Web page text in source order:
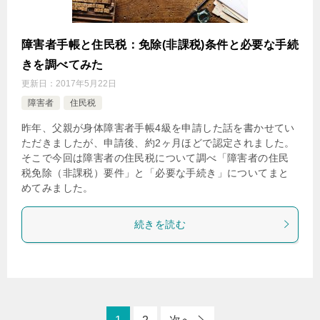
障害者手帳と住民税：免除(非課税)条件と必要な手続
きを調べてみた
更新日： 2017年5月22日
障害者
住民税
昨年、父親が身体障害者手帳4級を申請した話を書かせてい
ただきましたが、申請後、約2ヶ月ほどで認定されました。
そこで今回は障害者の住民税について調べ「障害者の住民
税免除（非課税）要件」と「必要な手続き」についてまと
めてみました。
続きを読む